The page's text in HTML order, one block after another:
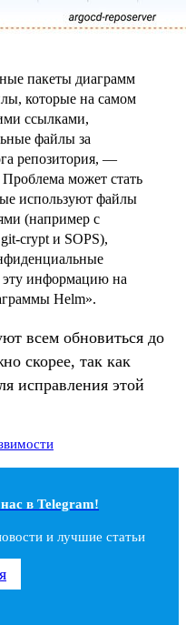
пакеты диаграмм
которые на самом
ссылками,
файлы за
репозитория, —
может стать
используют файлы
(например с
crypt и SOPS),
информацию на
Helm».
всем обновиться до
скорее, так как
исправления этой
в Telegram!
и лучшие статьи